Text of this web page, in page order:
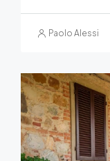
Paolo Alessi